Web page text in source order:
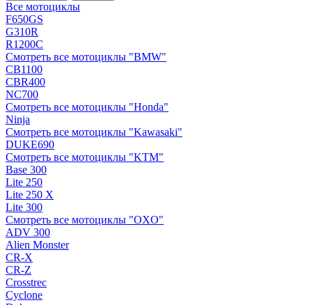
Все мотоциклы
F650GS
G310R
R1200C
Смотреть все мотоциклы "BMW"
CB1100
CBR400
NC700
Смотреть все мотоциклы "Honda"
Ninja
Смотреть все мотоциклы "Kawasaki"
DUKE690
Смотреть все мотоциклы "KTM"
Base 300
Lite 250
Lite 250 X
Lite 300
Смотреть все мотоциклы "OXO"
ADV 300
Alien Monster
CR-X
CR-Z
Crosstrec
Cyclone